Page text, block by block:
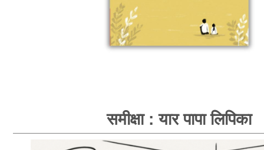
समीक्षा : यार पापा लिपिका